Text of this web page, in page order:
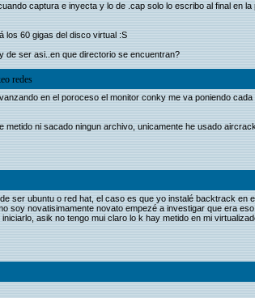
captura e inyecta y lo de .cap solo lo escribo al final en
los 60 gigas del disco virtual :S
de ser asi..en que directorio se encuentran?
redes
en el poroceso el monitor conky me va poniendo
ni sacado ningun archivo, unicamente he usado
ser ubuntu o red hat, el caso es que yo instalé backtrack en
novatisimamente novato empezé a investigar que era
asik no tengo mui claro lo k hay metido en mi